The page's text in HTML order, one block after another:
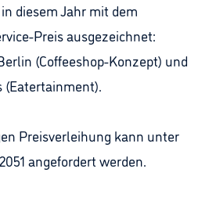
diesem Jahr mit dem
Preis ausgezeichnet:
(Coffeeshop-Konzept) und
(Eatertainment).
Preisverleihung kann unter
angefordert werden.